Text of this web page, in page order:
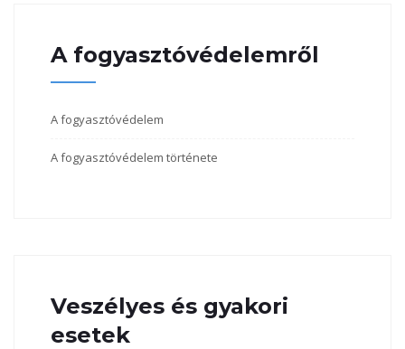
A fogyasztóvédelemről
A fogyasztóvédelem
A fogyasztóvédelem története
Veszélyes és gyakori
esetek